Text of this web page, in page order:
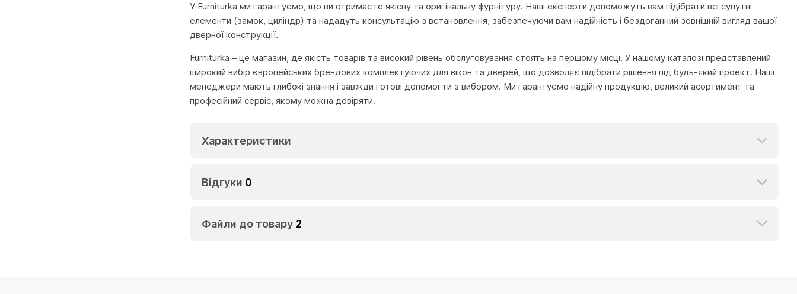
У Furniturka ми гарантуємо, що ви отримаєте якісну та оригінальну фурнітуру. Наші експерти допоможуть вам підібрати всі супутні
елементи (замок, циліндр) та нададуть консультацію з встановлення, забезпечуючи вам надійність і бездоганний зовнішній вигляд вашої
дверної конструкції.
Furniturka – це магазин, де якість товарів та високий рівень обслуговування стоять на першому місці. У нашому каталозі представлений
широкий вибір європейських брендових комплектуючих для вікон та дверей, що дозволяє підібрати рішення під будь-який проект. Наші
менеджери мають глибокі знання і завжди готові допомогти з вибором. Ми гарантуємо надійну продукцію, великий асортимент та
професійний сервіс, якому можна довіряти.
Характеристики
Відгуки 0
Файли до товару 2